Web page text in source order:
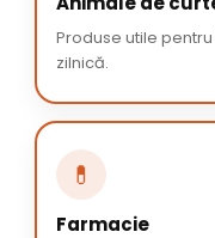
Produse utile
zilnică.
💊
Farmacie